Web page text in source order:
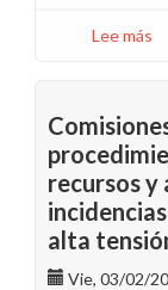
Lee más
recursos y
alta
Vie, 03/02/